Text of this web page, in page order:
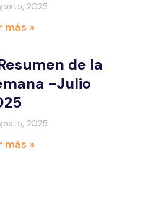
2025
más »
de la
-Julio
2025
más »